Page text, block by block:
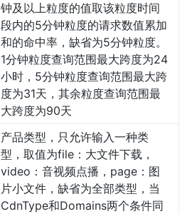
钟及以上粒度的值取该粒度时间
段内的5分钟粒度的请求数值累加
和的命中率，缺省为5分钟粒度。
1分钟粒度查询范围最大跨度为24
小时，5分钟粒度查询范围最大跨
度为31天，其余粒度查询范围最
大跨度为90天
产品类型，只允许输入一种类
型，取值为file：大文件下载，
video：音视频点播，page：图
片小文件，缺省为全部类型，当
CdnType和Domains两个条件同